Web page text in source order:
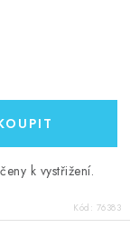
k vystřižení.
Kód: 76383